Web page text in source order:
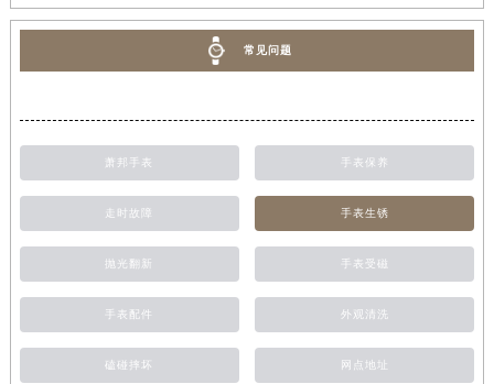
常见问题
萧邦手表 手表保养
走时故障 手表生锈
抛光翻新 手表受磁
手表配件 外观清洗
磕碰摔坏 网点地址